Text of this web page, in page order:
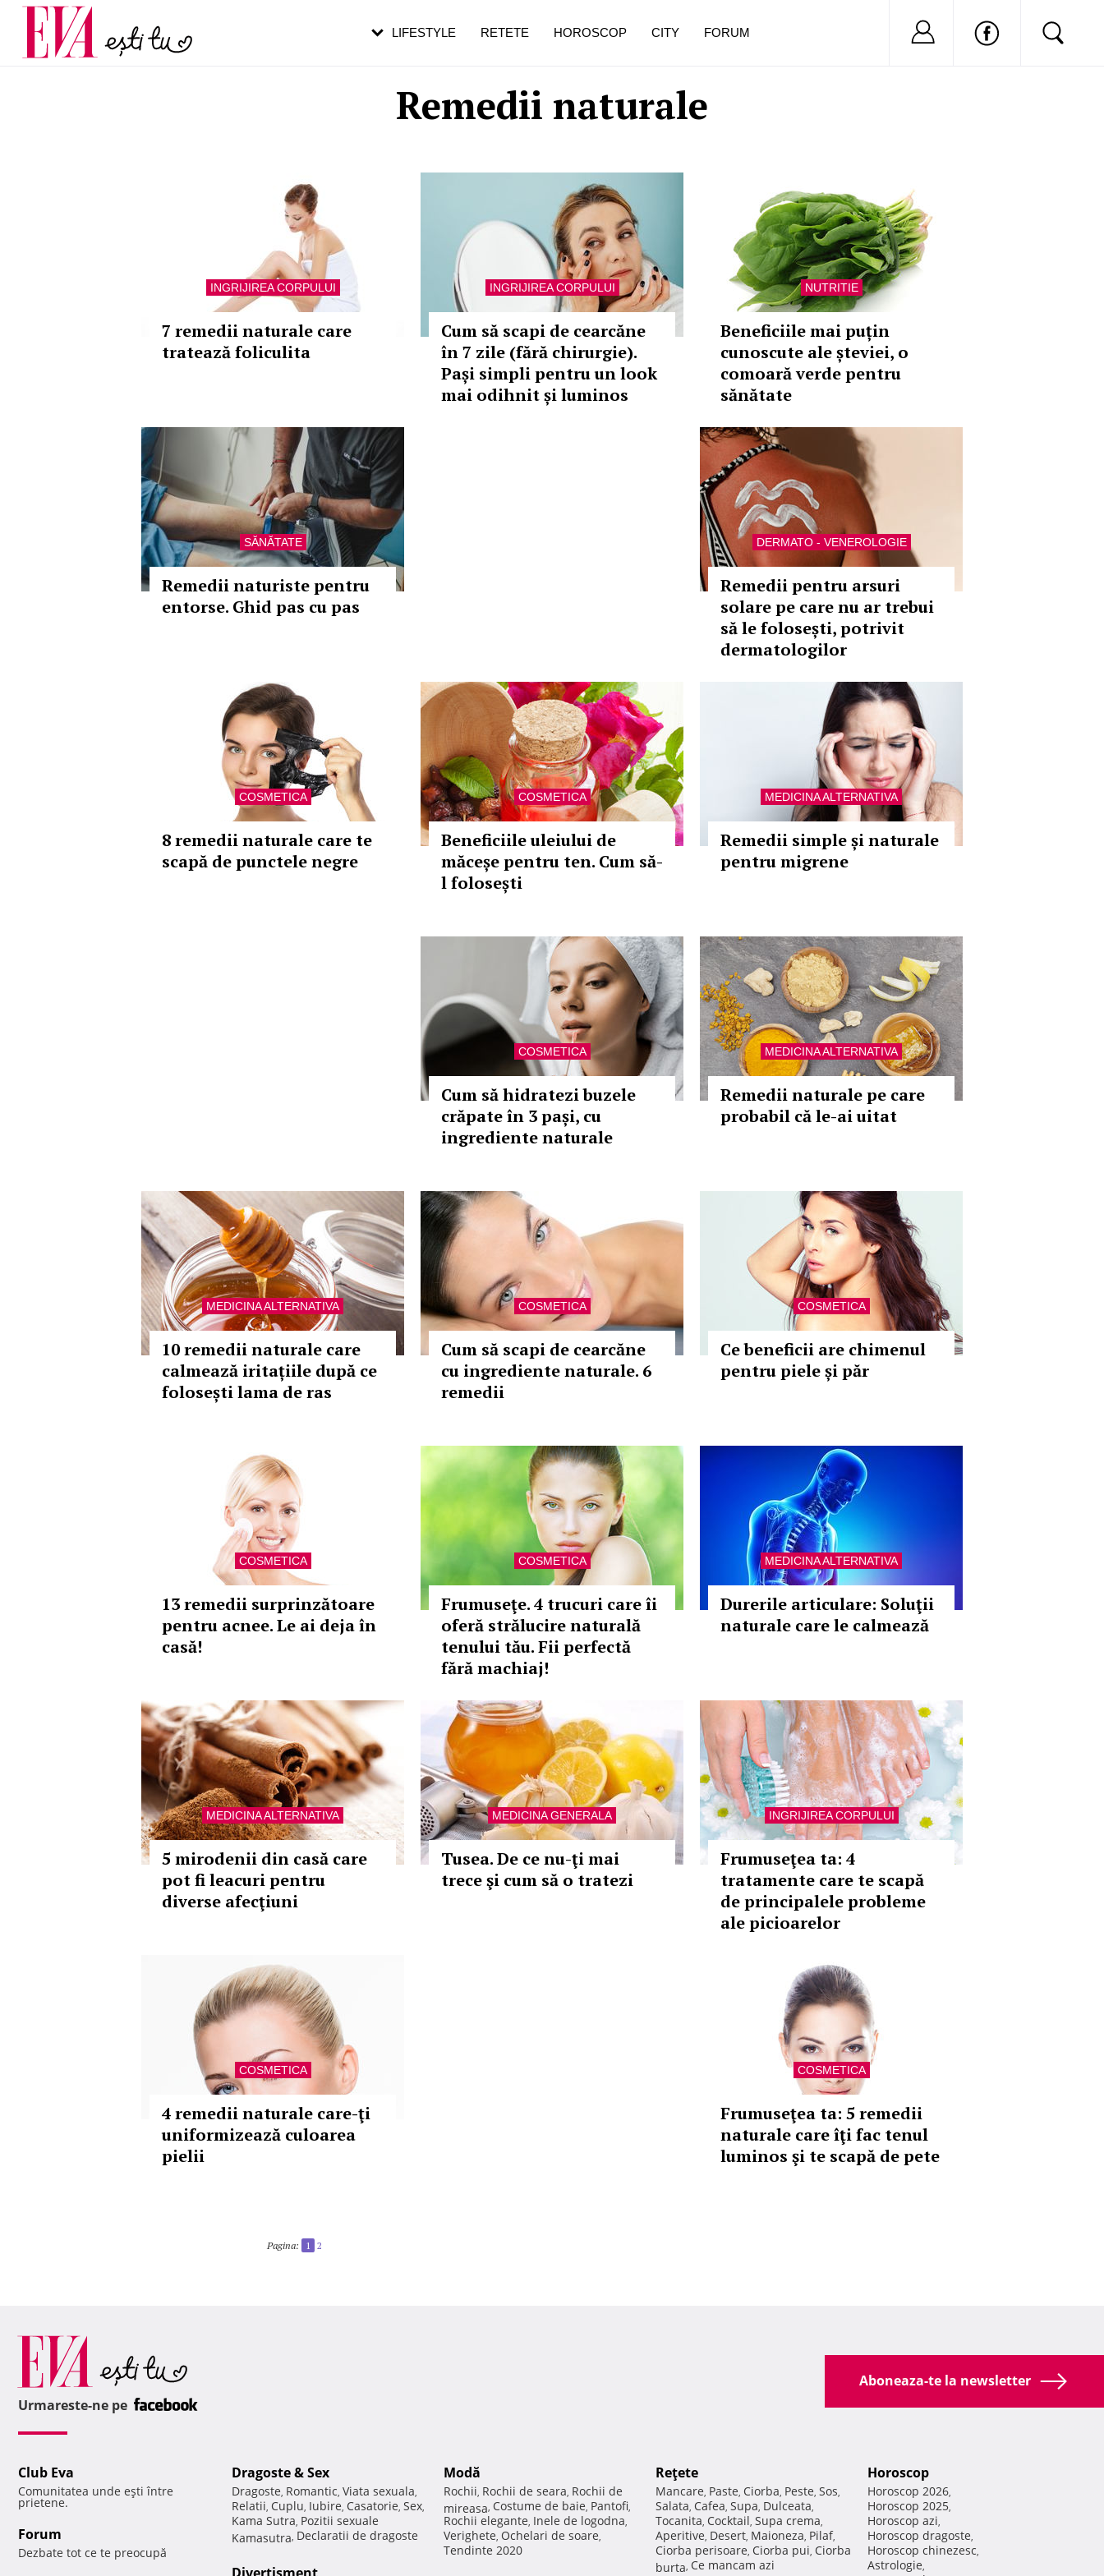
Remedii naturale
INGRIJIREA CORPULUI
7 remedii naturale care
tratează foliculita
INGRIJIREA CORPULUI
Cum să scapi de cearcăne
în 7 zile (fără chirurgie).
Pași simpli pentru un look
mai odihnit și luminos
NUTRITIE
Beneficiile mai puțin
cunoscute ale șteviei, o
comoară verde pentru
sănătate
SĂNĂTATE
Remedii naturiste pentru
entorse. Ghid pas cu pas
DERMATO - VENEROLOGIE
Remedii pentru arsuri
solare pe care nu ar trebui
să le folosești, potrivit
dermatologilor
COSMETICA
8 remedii naturale care te
scapă de punctele negre
COSMETICA
Beneficiile uleiului de
măceșe pentru ten. Cum să-
l folosești
MEDICINA ALTERNATIVA
Remedii simple și naturale
pentru migrene
COSMETICA
Cum să hidratezi buzele
crăpate în 3 pași, cu
ingrediente naturale
MEDICINA ALTERNATIVA
Remedii naturale pe care
probabil că le-ai uitat
MEDICINA ALTERNATIVA
10 remedii naturale care
calmează iritațiile după ce
folosești lama de ras
COSMETICA
Cum să scapi de cearcăne
cu ingrediente naturale. 6
remedii
COSMETICA
Ce beneficii are chimenul
pentru piele și păr
COSMETICA
13 remedii surprinzătoare
pentru acnee. Le ai deja în
casă!
COSMETICA
Frumuseţe. 4 trucuri care îi
oferă strălucire naturală
tenului tău. Fii perfectă
fără machiaj!
MEDICINA ALTERNATIVA
Durerile articulare: Soluţii
naturale care le calmează
MEDICINA ALTERNATIVA
5 mirodenii din casă care
pot fi leacuri pentru
diverse afecţiuni
MEDICINA GENERALA
Tusea. De ce nu-ţi mai
trece şi cum să o tratezi
INGRIJIREA CORPULUI
Frumuseţea ta: 4
tratamente care te scapă
de principalele probleme
ale picioarelor
COSMETICA
4 remedii naturale care-ţi
uniformizează culoarea
pielii
COSMETICA
Frumuseţea ta: 5 remedii
naturale care îţi fac tenul
luminos şi te scapă de pete
Pagina: 1 2
LIFESTYLE RETETE HOROSCOP CITY FORUM Nu ai cont?
Carieră
Actualitate
pe măsură ce înaintezi în vârstă
de dureroasă este investigația
Aboneaza-te la newsletter
Urmareste-ne pe
Club Eva
Comunitatea unde eşti între
prietene.
Forum
Dezbate tot ce te preocupă
Dragoste & Sex
Dragoste, Romantic, Viata sexuala,
Relatii, Cuplu, Iubire, Casatorie, Sex,
Kama Sutra, Pozitii sexuale
Kamasutra, Declaratii de dragoste
Modă
Rochii, Rochii de seara, Rochii de
mireasa, Costume de baie, Pantofi,
Rochii elegante, Inele de logodna,
Verighete, Ochelari de soare,
Tendinte 2020
Reţete
Mancare, Paste, Ciorba, Peste, Sos,
Salata, Cafea, Supa, Dulceata,
Tocanita, Cocktail, Supa crema,
Aperitive, Desert, Maioneza, Pilaf,
Ciorba perisoare, Ciorba pui, Ciorba
burta, Ce mancam azi
Horoscop
Horoscop 2026,
Horoscop 2025,
Horoscop azi,
Horoscop dragoste,
Horoscop chinezesc,
Astrologie,